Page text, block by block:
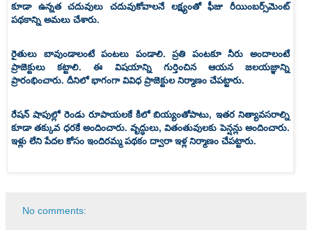
కూడా ఉన్నత చదువులు చదువుకోవాలనే లక్ష్యంతో ఫీజు రీయింబర్స్‌మెంట్‌
పథకాన్ని అమలు చేశారు.
రైతులు బావుండాలంటే పంటలు పండాలి. ప్రతి పంటకూ నీరు అందాలంటే
ప్రాజెక్టులు కట్టాలి. ఈ విషయాన్ని గుర్తించిన ఆయన జలయజ్ఞాన్ని
ప్రారంభించారు. దీనిలో భాగంగా వివిధ ప్రాజెక్టుల నిర్మాణం చేపట్టారు.
రేషన్‌ షాపుల్లో రెండు రూపాయలకే కిలో బియ్యంతోపాటు, ఇతర నిత్యావసరాల్ని
కూడా తక్కువ ధరకే అందించారు. వృద్ధులు, వితంతువులకు పెన్షన్లు అందించారు.
ఇళ్లు లేని పేదల కోసం ఇందిరమ్మ పథకం ద్వారా ఇళ్ల నిర్మాణం చేపట్టారు.
No comments: